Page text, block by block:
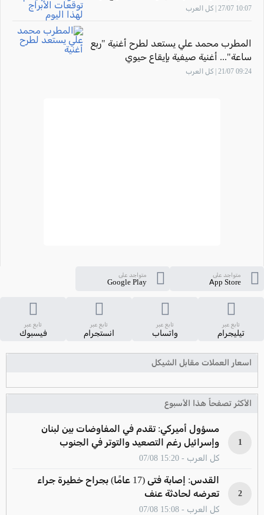
اليوم
10:07 27/07 | كل العرب
المطرب محمد علي يستعد لطرح أغنية "ربع
ساعة"... أغنية صيفية بإيقاع حيوي
09:24 21/07 | كل العرب
متواجد على
App Store
متواجد على
Google Play
تابع عبر
تيليجرام
تابع عبر
واتساب
تابع عبر
انستجرام
تابع عبر
فيسبوك
اسعار العملات مقابل الشيكل
الأكثر تصفحاً هذا الأسبوع
1
مسؤول أميركي: تقدم في المفاوضات بين لبنان
وإسرائيل رغم التصعيد والتوتر في الجنوب
كل العرب - 15:20 07/08
2
القدس: إصابة فتى (17 عامًا) بجراح خطيرة جراء
تعرضه لحادثة عنف
كل العرب - 15:08 07/08